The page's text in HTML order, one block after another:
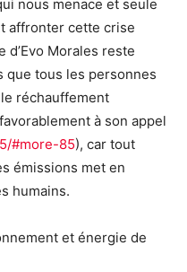
nous menace et seule
affronter cette crise
d’Evo Morales reste
que tous les personnes
réchauffement
à son appel
#more-85), car tout
émissions met en
humains.
et énergie de